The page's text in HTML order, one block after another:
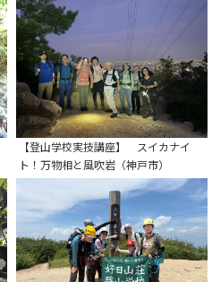
【登山学校実技講座】 スイカナイ
ト！万物相と風吹岩（神戸市）